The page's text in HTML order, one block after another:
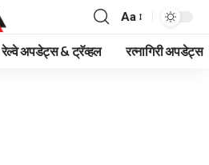
Font
Resizer
Aa
रेल्वे अपडेट्स & ट्रॅव्हल रत्नागिरी अपडेट्स